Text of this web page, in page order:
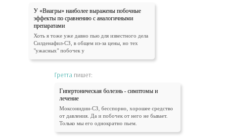
У «Виагры» наиболее выражены побочные
эффекты по сравнению с аналогичными
препаратами
Хоть я тоже уже давно пью для известного дела
Силденафил-СЗ, в общем из-за цены, но тех
"ужасных" побочек у
Гретта пишет:
Гипертоническая болезнь - симптомы и
лечение
Моксонидин-СЗ, бесспорно, хорошее средство
от давления. Да и побочек от него не бывает.
Только мы его однократно пьем.